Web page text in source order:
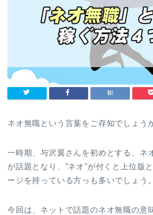
ネオ無職という言葉をご存知でしょう
一時期、与沢翼さんを初めとする、ネ
が話題となり、”ネオ”が付くと上位版
ージを持っている方っも多いでしょう。
今回は、ネットで話題のネオ無職の意